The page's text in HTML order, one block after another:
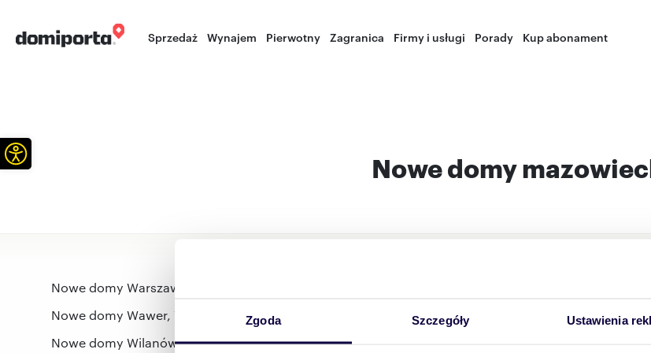
Zgoda Szczegóły Ustawienia
Sprzedaż Wynajem Pierwotny Zagranica Firmy i usługi Porady Kup abonament
Nowe domy
Nowe domy Warszawa, mazowieckie
Nowe domy Wawer, Warszawa, mazowieckie
Nowe domy
Nowe domy Wilanów, Warszawa, mazowieckie
Otwórz pasek narzędzi